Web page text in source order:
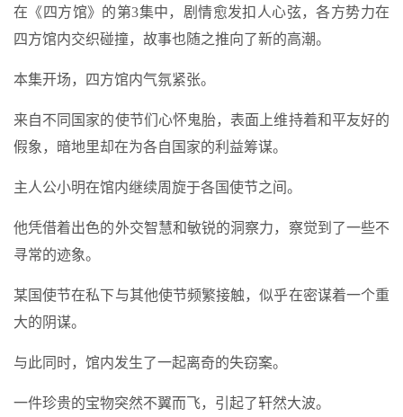
在《四方馆》的第3集中，剧情愈发扣人心弦，各方势力在
四方馆内交织碰撞，故事也随之推向了新的高潮。
本集开场，四方馆内气氛紧张。
来自不同国家的使节们心怀鬼胎，表面上维持着和平友好的
假象，暗地里却在为各自国家的利益筹谋。
主人公小明在馆内继续周旋于各国使节之间。
他凭借着出色的外交智慧和敏锐的洞察力，察觉到了一些不
寻常的迹象。
某国使节在私下与其他使节频繁接触，似乎在密谋着一个重
大的阴谋。
与此同时，馆内发生了一起离奇的失窃案。
一件珍贵的宝物突然不翼而飞，引起了轩然大波。